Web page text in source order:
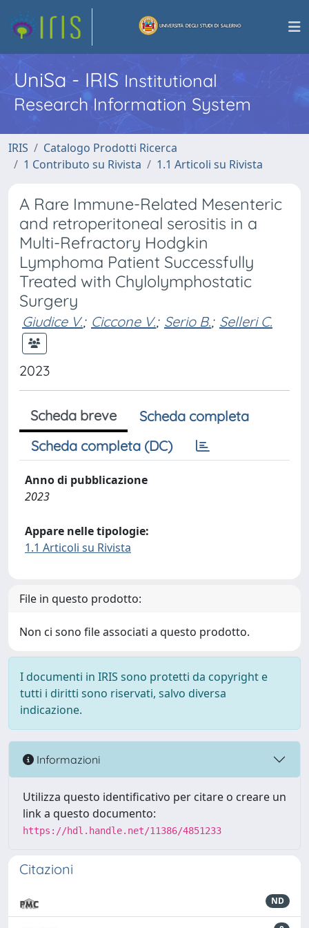
UniSa - IRISInstitutional
Research Information System
IRIS
Catalogo Prodotti Ricerca
1 Contributo su Rivista
1.1 Articoli su Rivista
A Rare Immune-Related Mesenteric
and retroperitoneal serositis in a
Multi-Refractory Hodgkin
Lymphoma Patient Successfully
Treated with Chylolymphostatic
Surgery
Giudice V.; Ciccone V.; Serio B.; Selleri C.
2023
Scheda breve
Scheda completa
Scheda completa (DC)
Anno di pubblicazione
2023
Appare nelle tipologie:
1.1 Articoli su Rivista
File in questo prodotto:
Non ci sono file associati a questo prodotto.
I documenti in IRIS sono protetti da copyright e
tutti i diritti sono riservati, salvo diversa
indicazione.
Informazioni
Utilizza questo identificativo per citare o creare un
link a questo documento:
https://hdl.handle.net/11386/4851233
Citazioni
ND